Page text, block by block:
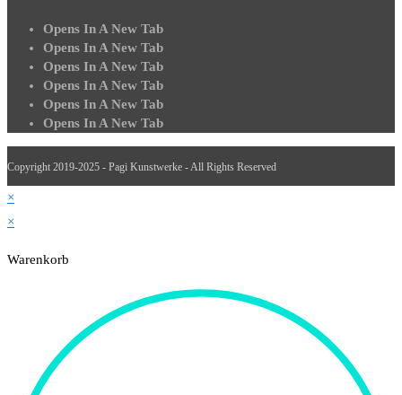
Opens In A New Tab
Opens In A New Tab
Opens In A New Tab
Opens In A New Tab
Opens In A New Tab
Opens In A New Tab
Copyright 2019-2025 - Pagi Kunstwerke - All Rights Reserved
×
×
Warenkorb